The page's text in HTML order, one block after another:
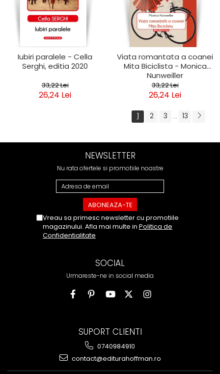
Iubiri paralele - Cella
Serghi, editia 2020
33,22 Lei
26,24 Lei
Viata romantata a coanei
Mita Biciclista - Monica
Nunweiller
33,22 Lei
26,24 Lei
1 2 3 ... 13
NEWSLETTER
Nu rata ofertele si promotiile noastre
Vreau sa primesc newsletter cu promotiile
magazinului. Afla mai multe in Politica de
Confidentialitate
SOCIAL
Urmareste-ne in social media
SUPORT CLIENTI
0740984910
contact@editurahoffman.ro